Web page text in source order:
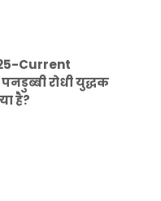
Current
रोधी युद्धक
है?